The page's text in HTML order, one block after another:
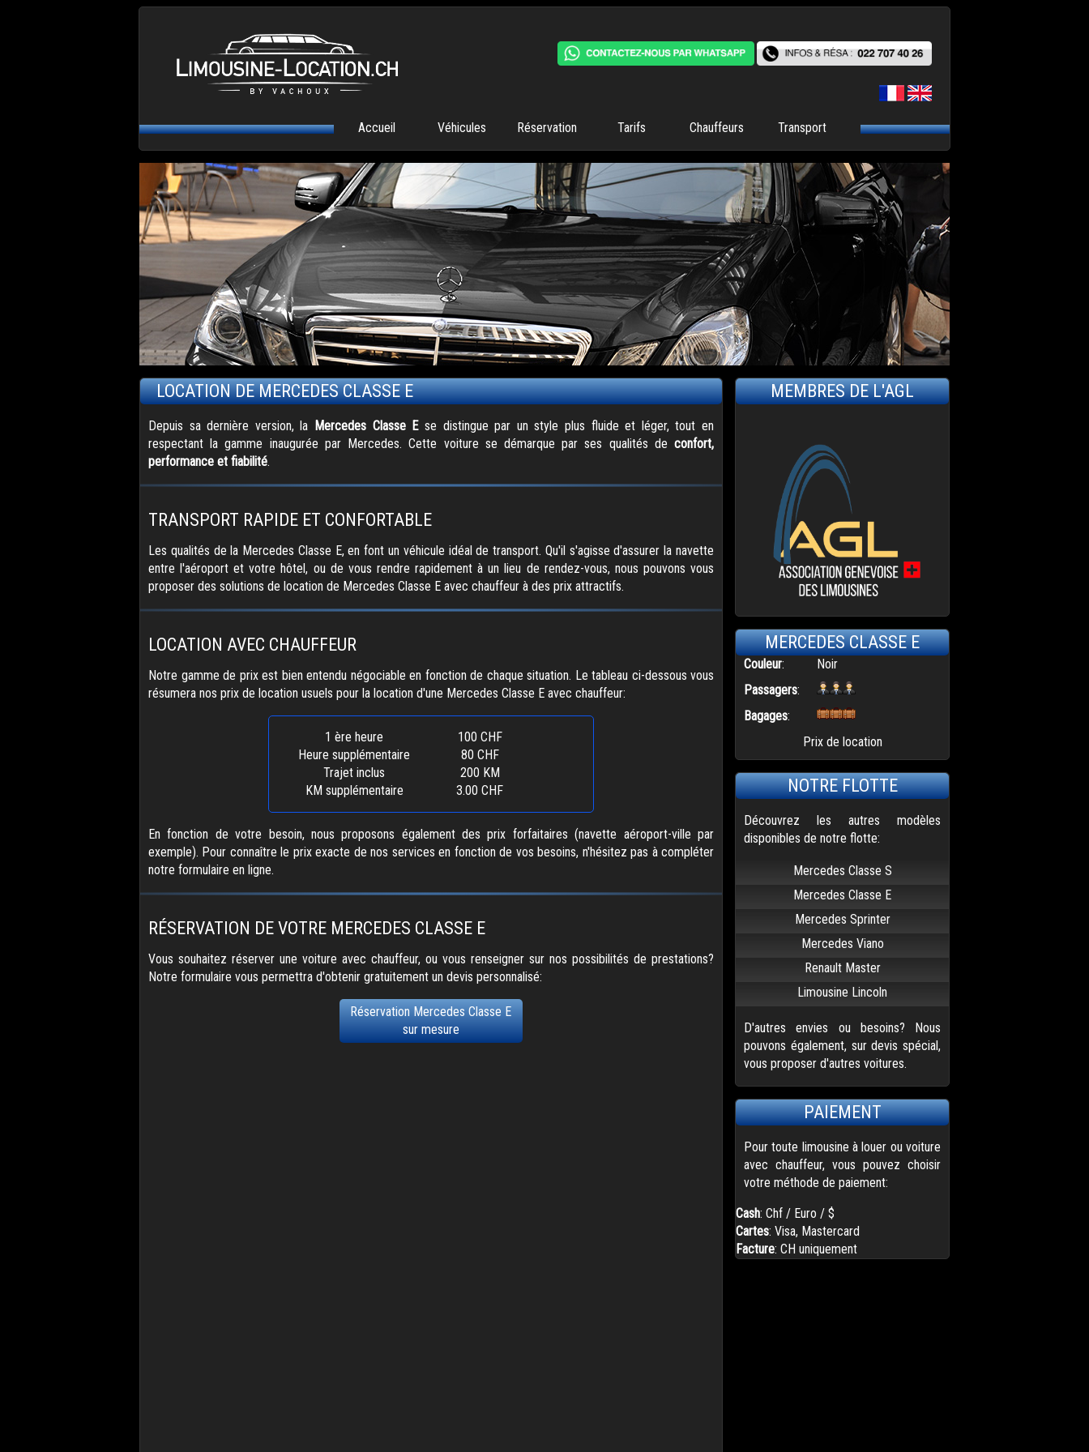
MENU PRINCIPAL Accueil Véhicules Réservation Tarifs Chauffeurs Transport
LOCATION DE MERCEDES CLASSE E
Depuis sa dernière version, la Mercedes Classe Ese distingue par un style plus fluide et léger, tout en
respectant la gamme inaugurée par Mercedes. Cette voiture se démarque par ses qualités de confort,
performance et fiabilité.
TRANSPORT RAPIDE ET CONFORTABLE
Les qualités de la Mercedes Classe E, en font un véhicule idéal de transport. Qu'il s'agisse d'assurer la navette
entre l'aéroport et votre hôtel, ou de vous rendre rapidement à un lieu de rendez-vous, nous pouvons vous
proposer des solutions de location de Mercedes Classe E avec chauffeur à des prix attractifs.
LOCATION AVEC CHAUFFEUR
Notre gamme de prix est bien entendu négociable en fonction de chaque situation. Le tableau ci-dessous vous
résumera nos prix de location usuels pour la location d'une Mercedes Classe E avec chauffeur:
1 ère heure
100 CHF
Heure supplémentaire
80 CHF
Trajet inclus
200 KM
KM supplémentaire
3.00 CHF
En fonction de votre besoin, nous proposons également des prix forfaitaires (navette aéroport-ville par
exemple). Pour connaître le prix exacte de nos services en fonction de vos besoins, n'hésitez pas à compléter
notre formulaire en ligne.
RÉSERVATION DE VOTRE MERCEDES CLASSE E
Vous souhaitez réserver une voiture avec chauffeur, ou vous renseigner sur nos possibilités de prestations?
Notre formulaire vous permettra d'obtenir gratuitement un devis personnalisé:
Réservation Mercedes Classe E
sur mesure
MEMBRES DE L'AGL
MERCEDES CLASSE E
Couleur:
Noir
Passagers:
Bagages:
Prix de location
NOTRE FLOTTE
Découvrez les autres modèles
disponibles de notre flotte:
Mercedes Classe S
Mercedes Classe E
Mercedes Sprinter
Mercedes Viano
Renault Master
Limousine Lincoln
D'autres envies ou besoins? Nous
pouvons également, sur devis spécial,
vous proposer d'autres voitures.
PAIEMENT
Pour toute limousine à louer ou voiture
avec chauffeur, vous pouvez choisir
votre méthode de paiement:
Cash: Chf / Euro / $
Cartes: Visa, Mastercard
Facture: CH uniquement